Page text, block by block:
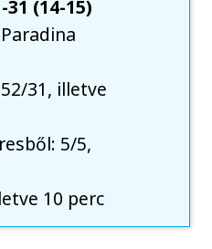
(14-15)
31, illetve
5/5,
10 perc